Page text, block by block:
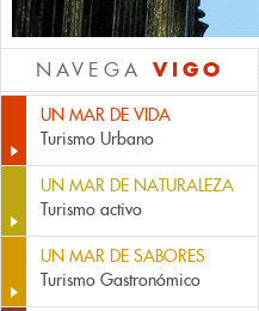
NAVEGA VIGO
UN MAR DE VIDA
Turismo Urbano
UN MAR DE NATURALEZA
Turismo activo
UN MAR DE SABORES
Turismo Gastronómico